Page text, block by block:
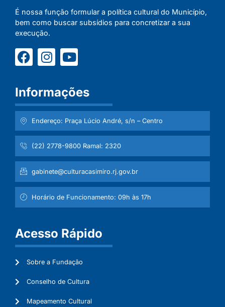
É nossa função formular a política cultural do Município,
bem como buscar subsídios para concretizar a sua
execução.
Informações
Endereço: Praça Lúcio André, s/n – Centro
(22) 2778-9800 Ramal: 2320
gabinete@culturacasimiro.rj.gov.br
Horário de Funcionamento: 09h às 17h
Acesso Rápido
Sobre a Fundação
Conselho de Cultura
Mapeamento Cultural